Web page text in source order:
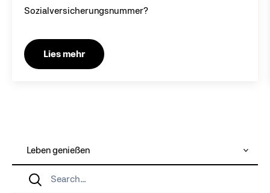
Sozialversicherungsnummer?
Lies mehr
Search...